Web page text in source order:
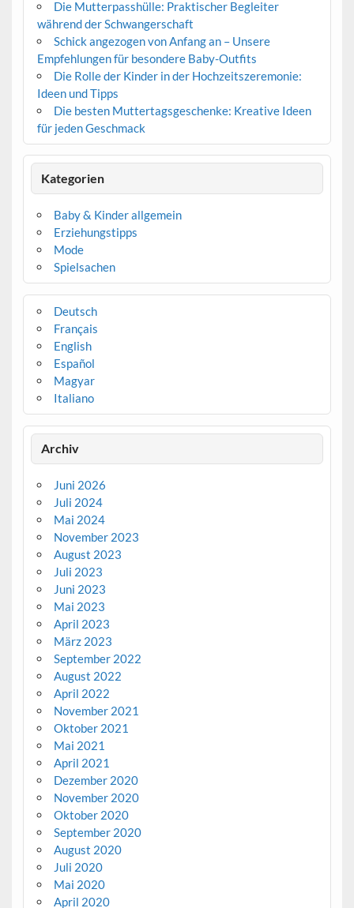
Die Mutterpasshülle: Praktischer Begleiter
während der Schwangerschaft
Schick angezogen von Anfang an – Unsere
Empfehlungen für besondere Baby-Outfits
Die Rolle der Kinder in der Hochzeitszeremonie:
Ideen und Tipps
Die besten Muttertagsgeschenke: Kreative Ideen
für jeden Geschmack
Kategorien
Baby & Kinder allgemein
Erziehungstipps
Mode
Spielsachen
Deutsch
Français
English
Español
Magyar
Italiano
Archiv
Juni 2026
Juli 2024
Mai 2024
November 2023
August 2023
Juli 2023
Juni 2023
Mai 2023
April 2023
März 2023
September 2022
August 2022
April 2022
November 2021
Oktober 2021
Mai 2021
April 2021
Dezember 2020
November 2020
Oktober 2020
September 2020
August 2020
Juli 2020
Mai 2020
April 2020